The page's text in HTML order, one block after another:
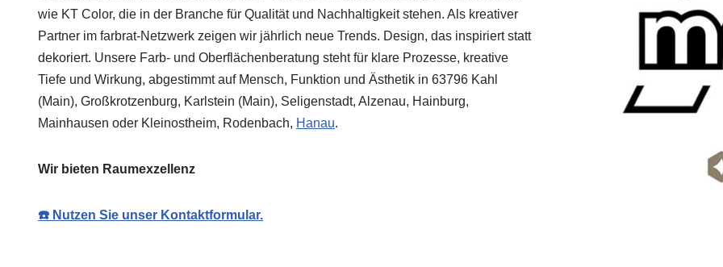
wie KT Color, die in der Branche für Qualität und Nachhaltigkeit stehen. Als kreativer
Partner im farbrat-Netzwerk zeigen wir jährlich neue Trends. Design, das inspiriert statt
dekoriert. Unsere Farb- und Oberflächenberatung steht für klare Prozesse, kreative
Tiefe und Wirkung, abgestimmt auf Mensch, Funktion und Ästhetik in 63796 Kahl
(Main), Großkrotzenburg, Karlstein (Main), Seligenstadt, Alzenau, Hainburg,
Mainhausen oder Kleinostheim, Rodenbach, Hanau.
Wir bieten Raumexzellenz
☎️ Nutzen Sie unser Kontaktformular.